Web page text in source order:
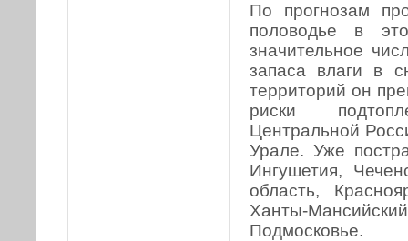
По прогнозам
половодье в
значительное
запаса влаги в
территорий он
риски
Центральной
Урале. Уже
Ингушетия,
область,
Ханты-
Подмосковье.